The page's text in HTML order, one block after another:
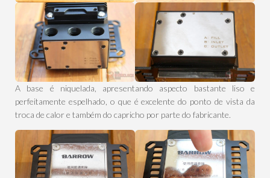
A base é niquelada, apresentando aspecto bastante liso e
perfeitamente espelhado, o que é excelente do ponto de vista da
troca de calor e também do capricho por parte do fabricante.